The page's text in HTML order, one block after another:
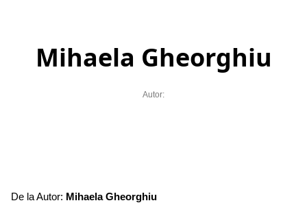
Mihaela Gheorghiu
Autor:
De la Autor: Mihaela Gheorghiu